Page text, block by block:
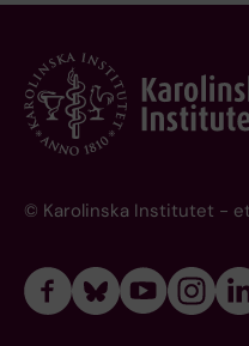
© Karolinska Institutet -